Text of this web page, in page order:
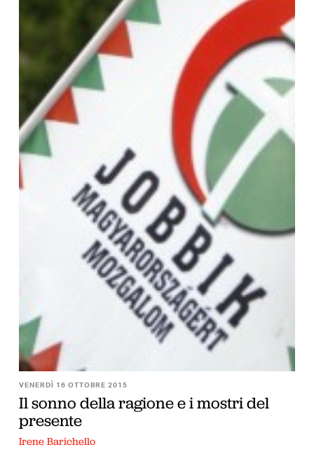
VENERDÌ 16 OTTOBRE 2015
Il sonno della ragione e i mostri del
presente
Irene Barichello